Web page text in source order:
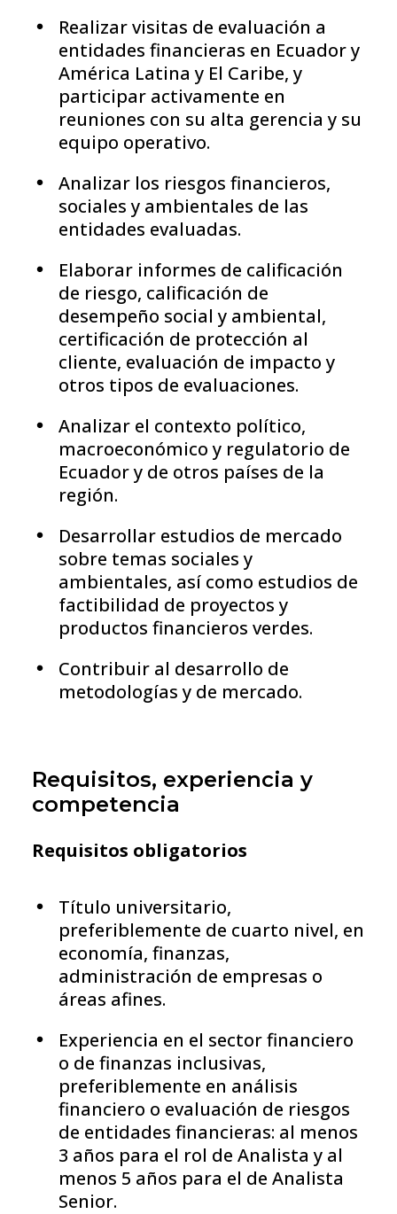
Realizar visitas de evaluación a
entidades financieras en Ecuador y
América Latina y El Caribe, y
participar activamente en
reuniones con su alta gerencia y su
equipo operativo.
Analizar los riesgos financieros,
sociales y ambientales de las
entidades evaluadas.
Elaborar informes de calificación
de riesgo, calificación de
desempeño social y ambiental,
certificación de protección al
cliente, evaluación de impacto y
otros tipos de evaluaciones.
Analizar el contexto político,
macroeconómico y regulatorio de
Ecuador y de otros países de la
región.
Desarrollar estudios de mercado
sobre temas sociales y
ambientales, así como estudios de
factibilidad de proyectos y
productos financieros verdes.
Contribuir al desarrollo de
metodologías y de mercado.
Requisitos, experiencia y
competencia
Requisitos obligatorios
Título universitario,
preferiblemente de cuarto nivel, en
economía, finanzas,
administración de empresas o
áreas afines.
Experiencia en el sector financiero
o de finanzas inclusivas,
preferiblemente en análisis
financiero o evaluación de riesgos
de entidades financieras: al menos
3 años para el rol de Analista y al
menos 5 años para el de Analista
Senior.